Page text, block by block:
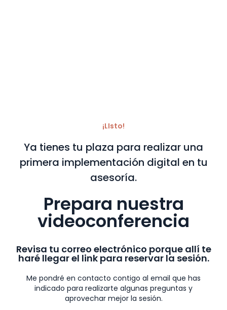
¡LIsto!
Ya tienes tu plaza para realizar una
primera implementación digital en tu
asesoría.
Prepara nuestra
videoconferencia
Revisa tu correo electrónico porque allí te
haré llegar el link para reservar la sesión.
Me pondré en contacto contigo al email que has
indicado para realizarte algunas preguntas y
aprovechar mejor la sesión.